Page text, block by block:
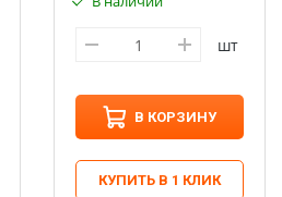
шт
В КОРЗИНУ
КУПИТЬ В 1 КЛИК